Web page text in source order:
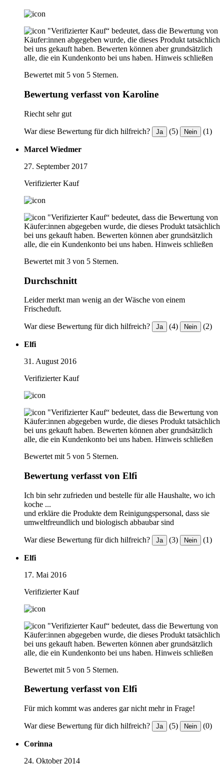
"Verifizierter Kauf“ bedeutet, dass die Bewertung von
Käufer:innen abgegeben wurde, die dieses Produkt tatsächlich
bei uns gekauft haben. Bewerten können aber grundsätzlich
alle, die ein Kundenkonto bei uns haben. Hinweis schließen
Bewertet mit 5 von 5 Sternen.
Bewertung verfasst von Karoline
Riecht sehr gut
War diese Bewertung für dich hilfreich? Ja (5) Nein (1)
Marcel Wiedmer
27. September 2017
Verifizierter Kauf
"Verifizierter Kauf“ bedeutet, dass die Bewertung von
Käufer:innen abgegeben wurde, die dieses Produkt tatsächlich
bei uns gekauft haben. Bewerten können aber grundsätzlich
alle, die ein Kundenkonto bei uns haben. Hinweis schließen
Bewertet mit 3 von 5 Sternen.
Durchschnitt
Leider merkt man wenig an der Wäsche von einem
Frischeduft.
War diese Bewertung für dich hilfreich? Ja (4) Nein (2)
Elfi
31. August 2016
Verifizierter Kauf
"Verifizierter Kauf“ bedeutet, dass die Bewertung von
Käufer:innen abgegeben wurde, die dieses Produkt tatsächlich
bei uns gekauft haben. Bewerten können aber grundsätzlich
alle, die ein Kundenkonto bei uns haben. Hinweis schließen
Bewertet mit 5 von 5 Sternen.
Bewertung verfasst von Elfi
Ich bin sehr zufrieden und bestelle für alle Haushalte, wo ich
koche ...
und erkläre die Produkte dem Reinigungspersonal, dass sie
umweltfreundlich und biologisch abbaubar sind
War diese Bewertung für dich hilfreich? Ja (3) Nein (1)
Elfi
17. Mai 2016
Verifizierter Kauf
"Verifizierter Kauf“ bedeutet, dass die Bewertung von
Käufer:innen abgegeben wurde, die dieses Produkt tatsächlich
bei uns gekauft haben. Bewerten können aber grundsätzlich
alle, die ein Kundenkonto bei uns haben. Hinweis schließen
Bewertet mit 5 von 5 Sternen.
Bewertung verfasst von Elfi
Für mich kommt was anderes gar nicht mehr in Frage!
War diese Bewertung für dich hilfreich? Ja (5) Nein (0)
Corinna
24. Oktober 2014